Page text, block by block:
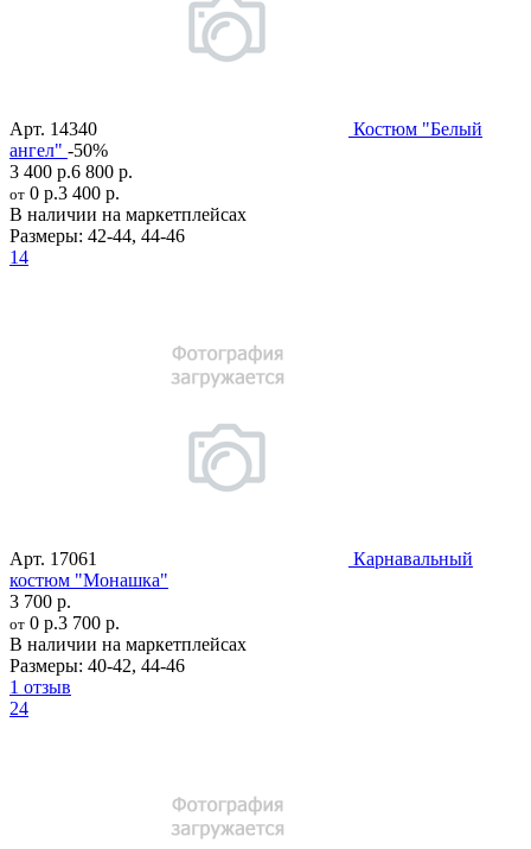
Арт. 14340
Костюм "Белый
ангел" -50%
3 400 р.6 800 р.
от 0 р.3 400 р.
В наличии на маркетплейсах
Размеры: 42-44, 44-46
14
Арт. 17061
Карнавальный
костюм "Монашка"
3 700 р.
от 0 р.3 700 р.
В наличии на маркетплейсах
Размеры: 40-42, 44-46
1 отзыв
24